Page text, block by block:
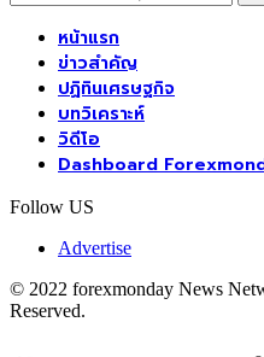
หน้าแรก
ข่าวสำคัญ
ปฏิทินเศรษฐกิจ
บทวิเคราะห์
วิดีโอ
Dashboard
Follow US
Advertise
© 2022 forexmonday News
Reserved.